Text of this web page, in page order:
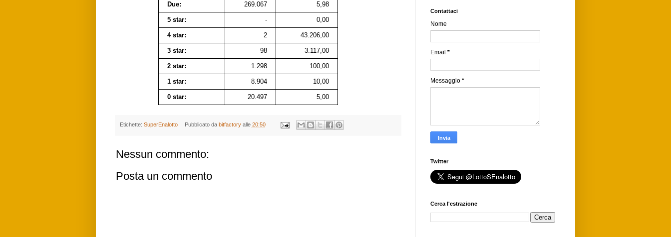
Due: 269.067 5,98
5 star: - 0,00
4 star: 2 43.206,00
3 star: 98 3.117,00
2 star: 1.298 100,00
1 star: 8.904 10,00
0 star: 20.497 5,00
Etichette: SuperEnalotto Pubblicato da bitfactory alle 20:50
Nessun commento:
Posta un commento
Contattaci
Nome
Email *
Messaggio *
Twitter
Cerca l'estrazione